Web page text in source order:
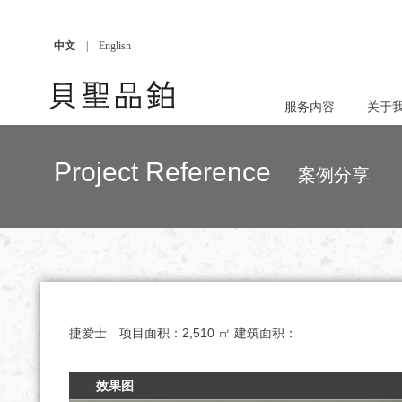
中文 English
服务内容 关于
Project Reference 案例分享
捷爱士 项目面积： 2,510 ㎡ 建筑面积：
效果图